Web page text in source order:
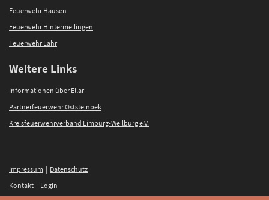
Feuerwehr Hausen
Feuerwehr Hintermeilingen
Feuerwehr Lahr
Weitere Links
Informationen über Ellar
Partnerfeuerwehr Oststeinbek
Kreisfeuerwehrverband Limburg-Weilburg e.V.
Impressum
Datenschutz
Kontakt
Login